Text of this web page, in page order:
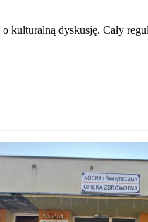
kulturalną dyskusję. Cały